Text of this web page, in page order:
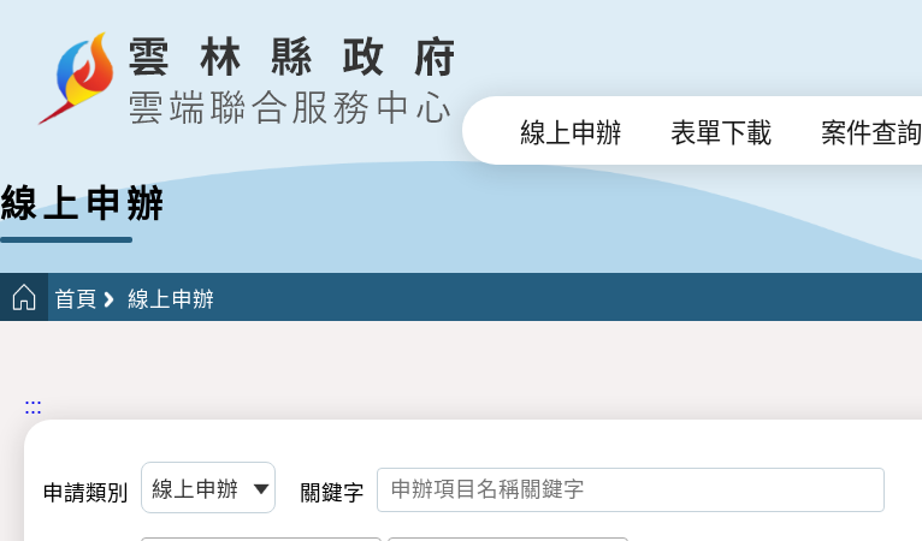
線上申辦 表單下載 案件查詢
線上申辦
首頁 線上申辦
:::
申請類別 關鍵字